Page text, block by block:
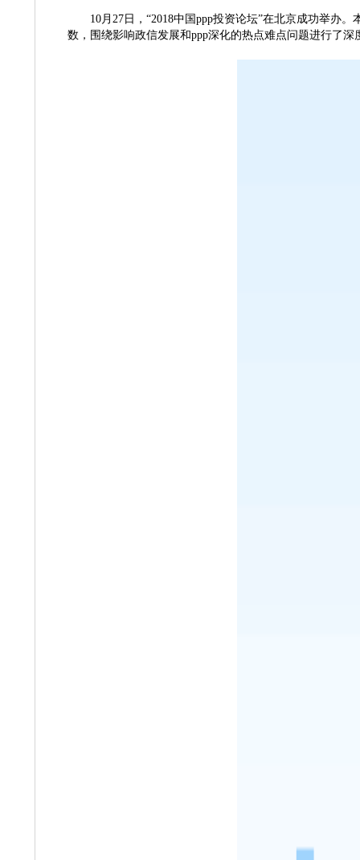
10月27日，“2018中国ppp投资论坛”在北京成功举办
数，围绕影响政信发展和ppp深化的热点难点问题进行了